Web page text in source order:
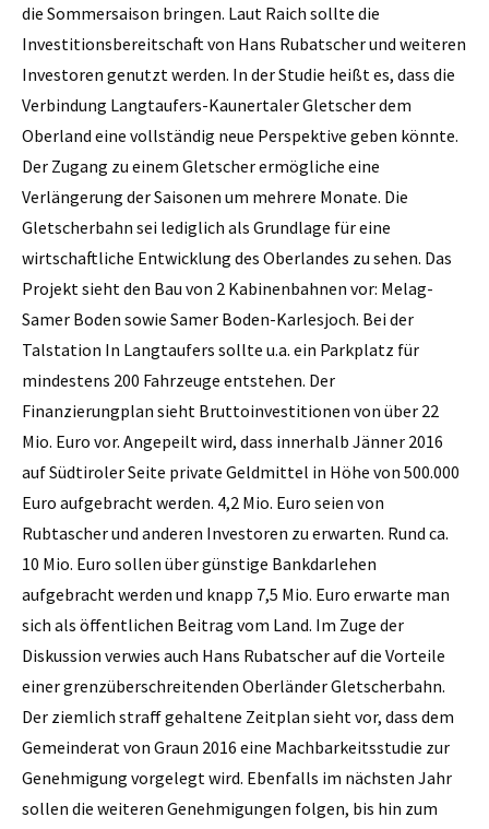
die Sommersaison bringen. Laut Raich sollte die
Investitionsbereitschaft von Hans Rubatscher und weiteren
Investoren genutzt werden. In der Studie heißt es, dass die
Verbindung Langtaufers-Kaunertaler Gletscher dem
Oberland eine vollständig neue Perspektive geben könnte.
Der Zugang zu einem Gletscher ermögliche eine
Verlängerung der Saisonen um mehrere Monate. Die
Gletscherbahn sei lediglich als Grundlage für eine
wirtschaftliche Entwicklung des Oberlandes zu sehen. Das
Projekt sieht den Bau von 2 Kabinenbahnen vor: Melag-
Samer Boden sowie Samer Boden-Karlesjoch. Bei der
Talstation In Langtaufers sollte u.a. ein Parkplatz für
mindestens 200 Fahrzeuge entstehen. Der
Finanzierungplan sieht Bruttoinvestitionen von über 22
Mio. Euro vor. Angepeilt wird, dass innerhalb Jänner 2016
auf Südtiroler Seite private Geldmittel in Höhe von 500.000
Euro aufgebracht werden. 4,2 Mio. Euro seien von
Rubtascher und anderen Investoren zu erwarten. Rund ca.
10 Mio. Euro sollen über günstige Bankdarlehen
aufgebracht werden und knapp 7,5 Mio. Euro erwarte man
sich als öffentlichen Beitrag vom Land. Im Zuge der
Diskussion verwies auch Hans Rubatscher auf die Vorteile
einer grenzüberschreitenden Oberländer Gletscherbahn.
Der ziemlich straff gehaltene Zeitplan sieht vor, dass dem
Gemeinderat von Graun 2016 eine Machbarkeitsstudie zur
Genehmigung vorgelegt wird. Ebenfalls im nächsten Jahr
sollen die weiteren Genehmigungen folgen, bis hin zum